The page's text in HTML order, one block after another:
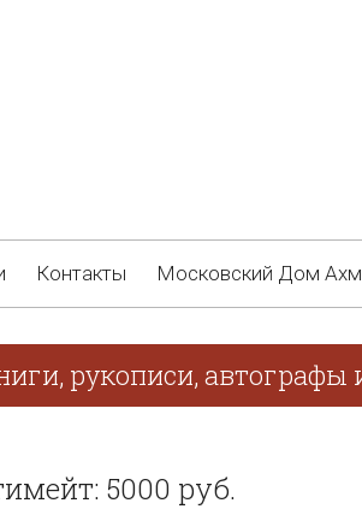
Контакты Московский Дом
рукописи, автографы
5000 руб.